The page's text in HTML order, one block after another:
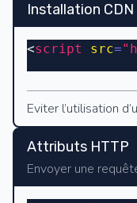
Installation CDN
<script src=
Eviter l’utilisation
Attributs HTTP
Envoyer une